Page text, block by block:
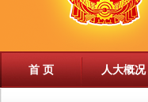
首 页 人大概况